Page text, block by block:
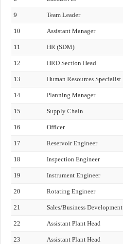
9 Team Leader
10 Assistant Manager
11 HR (SDM)
12 HRD Section Head
13 Human Resources Specialist
14 Planning Manager
15 Supply Chain
16 Officer
17 Reservoir Engineer
18 Inspection Engineer
19 Instrument Engineer
20 Rotating Engineer
21 Sales/Business Development
22 Assistant Plant Head
23 Assistant Plant Head